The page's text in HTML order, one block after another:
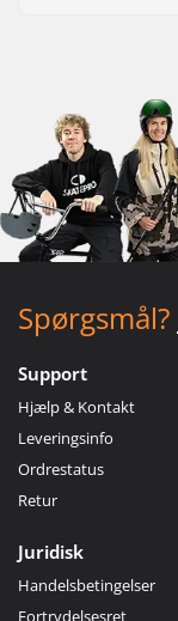
Spørgsmål?
Support
Hjælp & Kontakt
Leveringsinfo
Ordrestatus
Retur
Juridisk
Handelsbetingelser